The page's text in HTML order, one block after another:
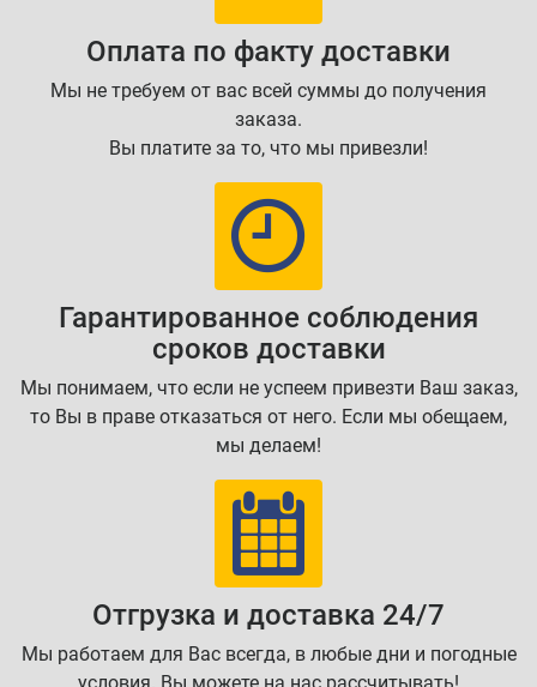
Оплата по факту доставки
Мы не требуем от вас всей суммы до получения
заказа.
Вы платите за то, что мы привезли!
Гарантированное соблюдения
сроков доставки
Мы понимаем, что если не успеем привезти Ваш заказ,
то Вы в праве отказаться от него. Если мы обещаем,
мы делаем!
Отгрузка и доставка 24/7
Мы работаем для Вас всегда, в любые дни и погодные